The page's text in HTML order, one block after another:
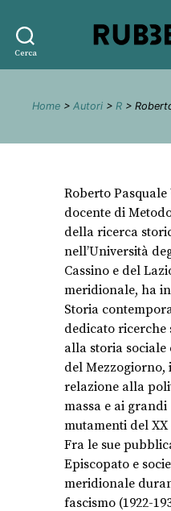
Cerca
Home > Autori > R >
Roberto Pasquale
docente di
della ricerca
nell’Università
Cassino e del
meridionale, ha
Storia
dedicato ricerche
alla storia sociale
del Mezzogiorno,
relazione alla
massa e ai grandi
mutamenti del XX
Fra le sue
Episcopato e
meridionale
fascismo (1922-